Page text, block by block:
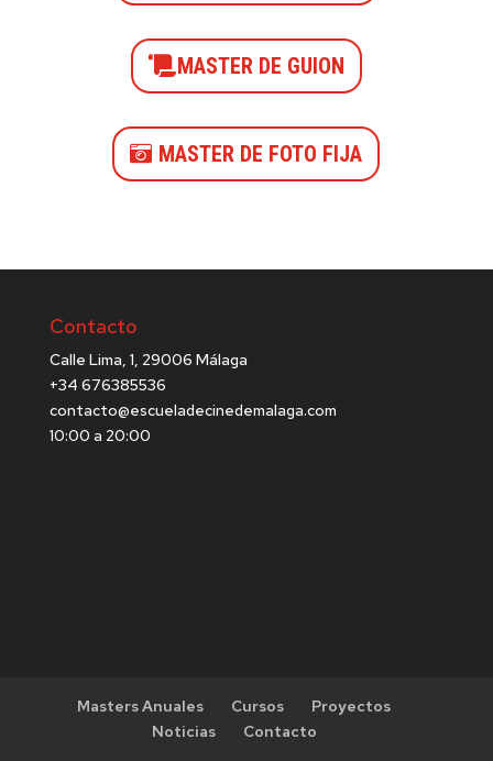
MASTER DE GUION
MASTER DE FOTO FIJA
Contacto
Calle Lima, 1, 29006 Málaga
+34 676385536
contacto@escueladecinedemalaga.com
10:00 a 20:00
Masters Anuales Cursos
Proyectos
Noticias
Contacto